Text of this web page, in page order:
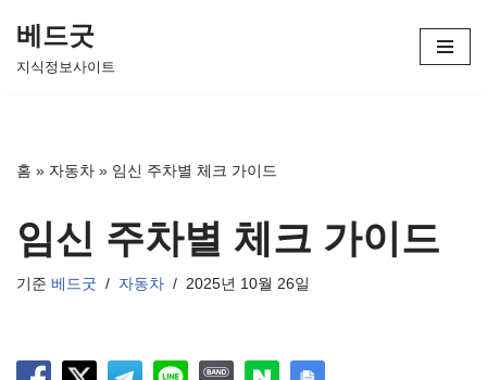
콘
건
기
베드굿
지식정보사이트
홈 » 자동차 » 임신 주차별 체크 가이드
임신 주차별 체크 가이드
기준 베드굿 자동차 2025년 10월 26일